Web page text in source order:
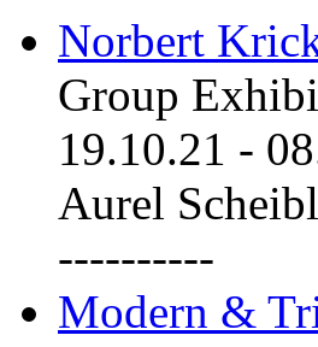
Norbert
Group
19.10.21 -
Aurel
----------
Modern &